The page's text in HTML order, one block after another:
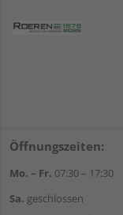
Öffnungszeiten:
Mo. – Fr. 07:30 – 17:30
Sa. geschlossen